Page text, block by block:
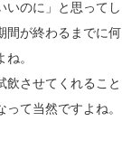
いのに」と思って
間が終わるまでに
。
飲させてくれるこ
て当然ですよね。